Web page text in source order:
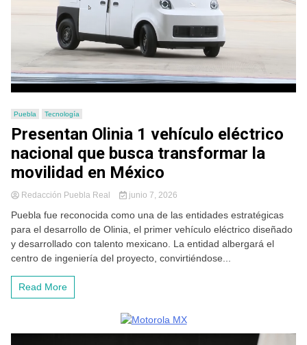
Puebla Tecnología
Presentan Olinia 1 vehículo eléctrico
nacional que busca transformar la
movilidad en México
Redacción Puebla Real junio 7, 2026
Puebla fue reconocida como una de las entidades estratégicas
para el desarrollo de Olinia, el primer vehículo eléctrico diseñado
y desarrollado con talento mexicano. La entidad albergará el
centro de ingeniería del proyecto, convirtiéndose...
Read More